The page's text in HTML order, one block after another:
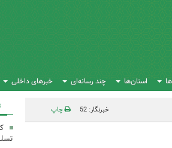
استان‌ها چند رسانه‌ای خبرهای داخلی
خبرنگار: 52 چاپ